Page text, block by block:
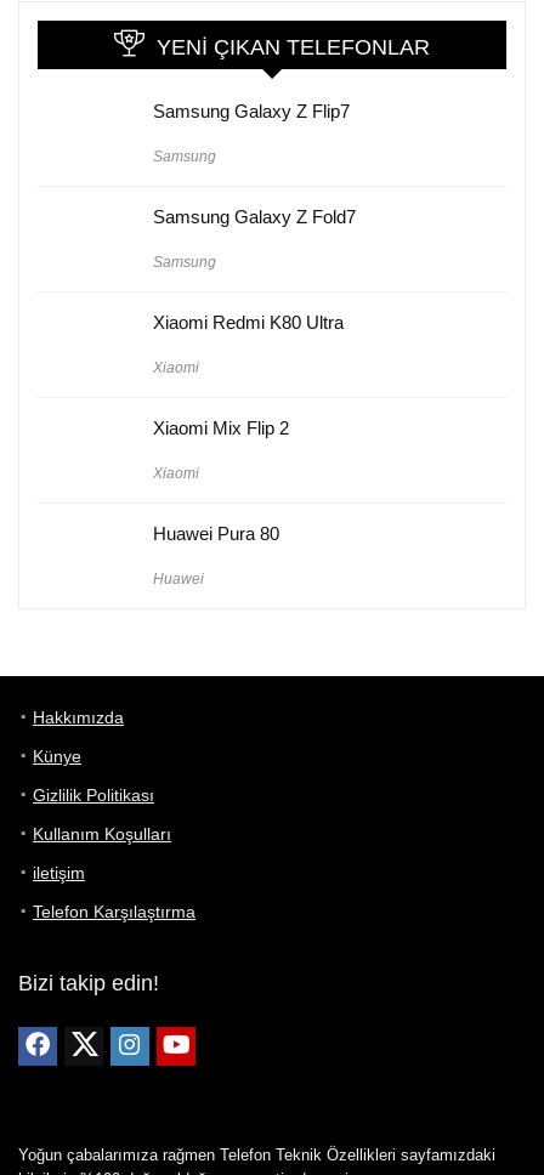
YENI ÇIKAN TELEFONLAR
Samsung Galaxy Z Flip7
Samsung
Samsung Galaxy Z Fold7
Samsung
Xiaomi Redmi K80 Ultra
Xiaomi
Xiaomi Mix Flip 2
Xiaomi
Huawei Pura 80
Huawei
Hakkımızda
Künye
Gizlilik Politikası
Kullanım Koşulları
iletişim
Telefon Karşılaştırma
Bizi takip edin!
Yoğun çabalarımıza rağmen Telefon Teknik Özellikleri sayfamızdaki